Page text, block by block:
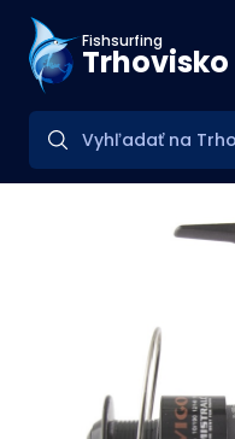
Fishsurfing
Trhovisko